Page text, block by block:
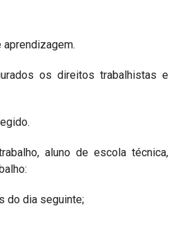
os direitos trabalhistas e
aluno de escola técnica,
do dia seguinte;